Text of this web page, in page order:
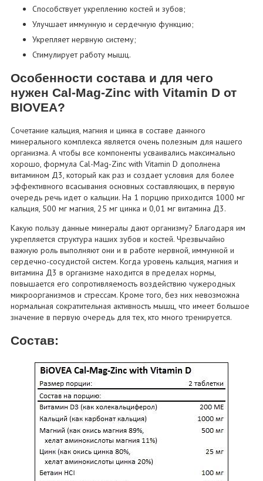
Способствует укреплению костей и зубов;
Улучшает иммунную и сердечную функцию;
Укрепляет нервную систему;
Стимулирует работу мышц.
Особенности состава и для чего
нужен Cal-Mag-Zinc with Vitamin D от
BIOVEA?
Сочетание кальция, магния и цинка в составе данного
минерального комплекса является очень полезным для нашего
организма. А чтобы все компоненты усваивались максимально
хорошо, формула Cal-Mag-Zinc with Vitamin D дополнена
витамином Д3, который как раз и создает условия для более
эффективного всасывания основных составляющих, в первую
очередь речь идет о кальции. На 1 порцию приходится 1000 мг
кальция, 500 мг магния, 25 мг цинка и 0,01 мг витамина Д3.
Какую пользу данные минералы дают организму? Благодаря им
укрепляется структура наших зубов и костей. Чрезвычайно
важную роль выполняют они и в работе нервной, иммунной и
сердечно-сосудистой систем. Когда уровень кальция, магния и
витамина Д3 в организме находится в пределах нормы,
повышается его сопротивляемость воздействию чужеродных
микроорганизмов и стрессам. Кроме того, без них невозможна
нормальная сократительная активность мышц, что имеет большое
значение в первую очередь для тех, кто много тренируется.
Состав: